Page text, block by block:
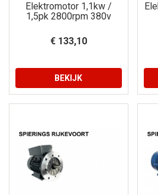
Elektromotor 1,1kw /
1,5pk 2800rpm 380v
€ 133,10
BEKIJK